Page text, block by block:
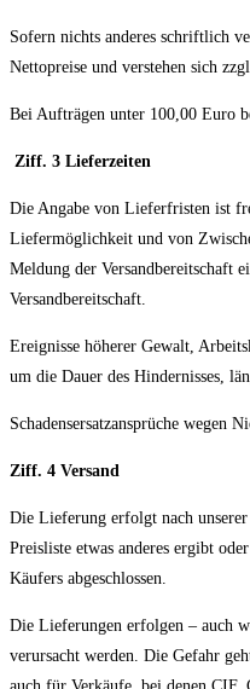
Sofern nichts anderes schriftlich
Nettopreise und verstehen sich
Bei Aufträgen unter 100,00 Euro
Ziff. 3 Lieferzeiten
Die Angabe von Lieferfristen ist
Liefermöglichkeit und von
Meldung der Versandbereitschaft
Versandbereitschaft.
Ereignisse höherer Gewalt,
um die Dauer des Hindernisses,
Schadensersatzansprüche wegen
Ziff. 4 Versand
Die Lieferung erfolgt nach unserer
Preisliste etwas anderes ergibt
Käufers abgeschlossen.
Die Lieferungen erfolgen – auch
verursacht werden. Die Gefahr